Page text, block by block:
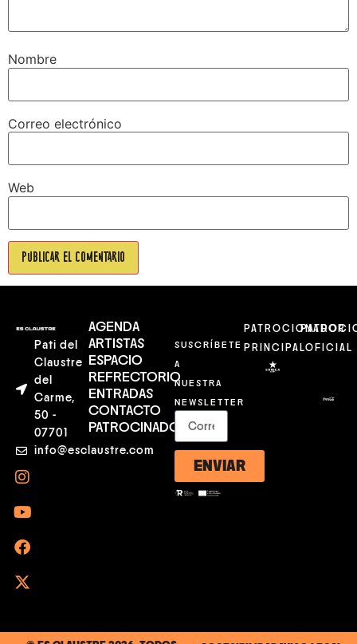
Nombre
Correo electrónico
Web
Pati del
Claustre
del
Carme,
50 -
07701
info@esclaustre.com
AGENDA
ARTISTAS
ESPACIO
REFRECTORIO
ENTRADAS
CONTACTO
PATROCINADORES
SUSCRÍBETE
A
NUESTRA
NEWSLETTER
ENVIAR
PATROCIONADOR
PRINCIPALOFICIAL